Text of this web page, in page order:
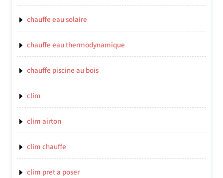
chauffe eau solaire
chauffe eau thermodynamique
chauffe piscine au bois
clim
clim airton
clim chauffe
clim pret a poser